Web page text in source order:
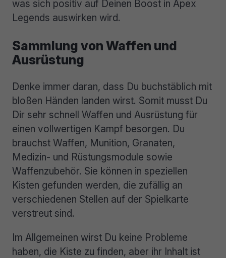
was sich positiv auf Deinen Boost in Apex
Legends auswirken wird.
Sammlung von Waffen und
Ausrüstung
Denke immer daran, dass Du buchstäblich mit
bloßen Händen landen wirst. Somit musst Du
Dir sehr schnell Waffen und Ausrüstung für
einen vollwertigen Kampf besorgen. Du
brauchst Waffen, Munition, Granaten,
Medizin- und Rüstungsmodule sowie
Waffenzubehör. Sie können in speziellen
Kisten gefunden werden, die zufällig an
verschiedenen Stellen auf der Spielkarte
verstreut sind.
Im Allgemeinen wirst Du keine Probleme
haben, die Kiste zu finden, aber ihr Inhalt ist